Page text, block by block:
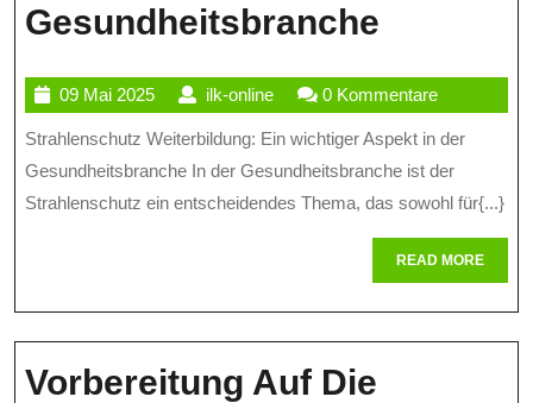
Gesundheitsbranche
Von
In
Der
09 Mai 202509
Mai
2025
ilk-onlineilk-
online
0 Kommentare
Strahlenschutz Weiterbildung: Ein wichtiger Aspekt in der
Gesundheitsbranche In der Gesundheitsbranche ist der
Strahlenschutz ein entscheidendes Thema, das sowohl für{...}
READ MOREREAD
MORE
Vorbereitung Auf Die